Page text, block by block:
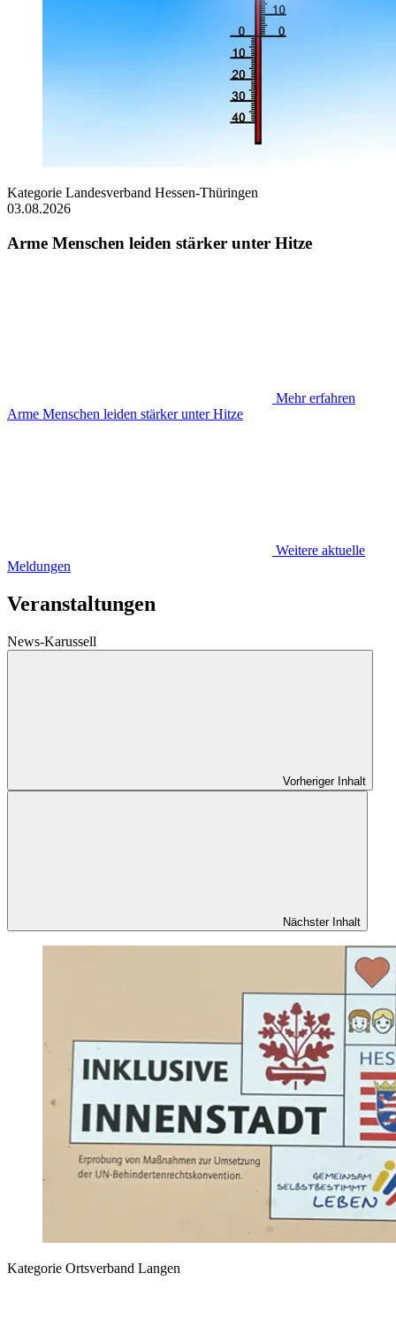
Kategorie Landesverband Hessen-Thüringen
03.08.2026
Arme Menschen leiden stärker unter Hitze
Mehr erfahren
Arme Menschen leiden stärker unter Hitze
Weitere aktuelle
Meldungen
Veranstaltungen
News-Karussell
Vorheriger Inhalt
Nächster Inhalt
Kategorie Ortsverband Langen